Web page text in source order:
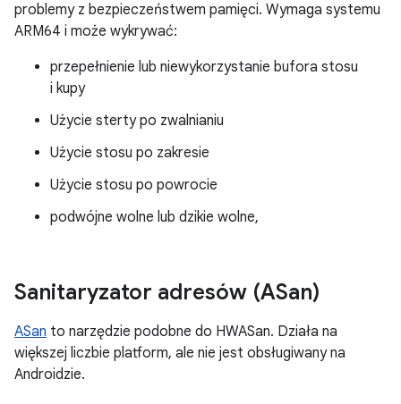
problemy z bezpieczeństwem pamięci. Wymaga systemu
ARM64 i może wykrywać:
przepełnienie lub niewykorzystanie bufora stosu
i kupy
Użycie sterty po zwalnianiu
Użycie stosu po zakresie
Użycie stosu po powrocie
podwójne wolne lub dzikie wolne,
Sanitaryzator adresów (ASan)
ASan to narzędzie podobne do HWASan. Działa na
większej liczbie platform, ale nie jest obsługiwany na
Androidzie.